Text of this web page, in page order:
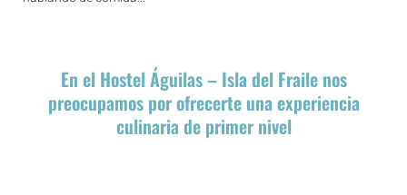
En el Hostel Águilas – Isla del Fraile nos
preocupamos por ofrecerte una experiencia
culinaria de primer nivel